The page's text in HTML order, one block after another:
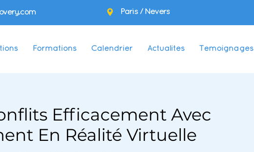
Paris / Nevers
Formations Calendrier Actualités Témoignages
Efficacement Avec
En Réalité Virtuelle